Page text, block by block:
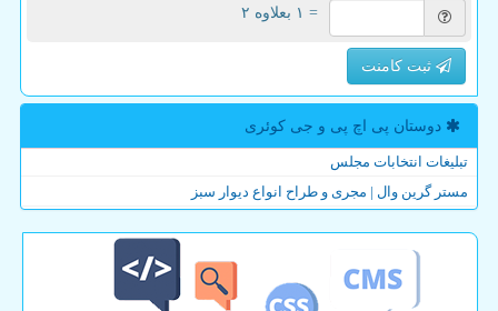
= ۱ بعلاوه ۲
ثبت کامنت
دوستان پی اچ پی و جی كوئری
تبلیغات انتخابات مجلس
مستر گرین وال | مجری و طراح انواع دیوار سبز